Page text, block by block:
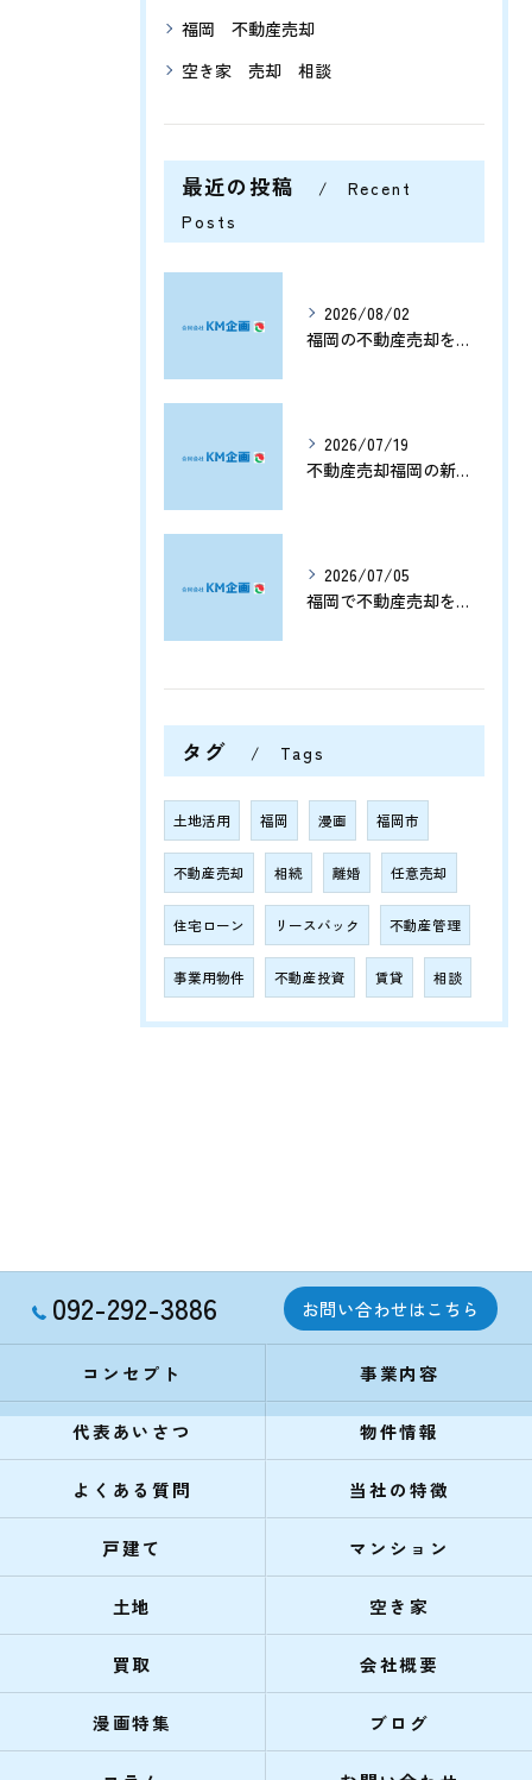
福岡 不動産売却
空き家 売却 相談
最近の投稿
Recent
Posts
2026/08/02
福岡の不動産売却を分析する将来価格推移と有利なタイミングの見極め方
2026/07/19
不動産売却福岡の新展開と資産価値を守る売却戦略まとめ
2026/07/05
福岡で不動産売却をプロに任せて相続や資産整理をスムーズに進める方法
タグ Tags
土地活用 福岡 漫画 福岡市
不動産売却 相続 離婚 任意売却
住宅ローン リースバック 不動産管理
事業用物件 不動産投資 賃貸 相談
092-292-3886 お問い合わせはこちら
コンセプト 事業内容
代表あいさつ 物件情報
よくある質問 当社の特徴
戸建て マンション
土地 空き家
買取 会社概要
漫画特集 ブログ